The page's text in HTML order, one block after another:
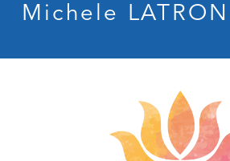
Michele LATRON